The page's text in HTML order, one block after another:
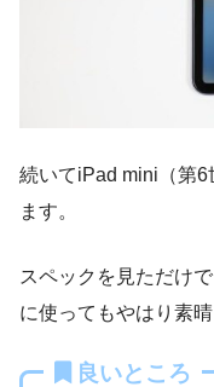
続いてiPad mini（第6
ます。
スペックを見ただけ
に使ってもやはり素
良いところ